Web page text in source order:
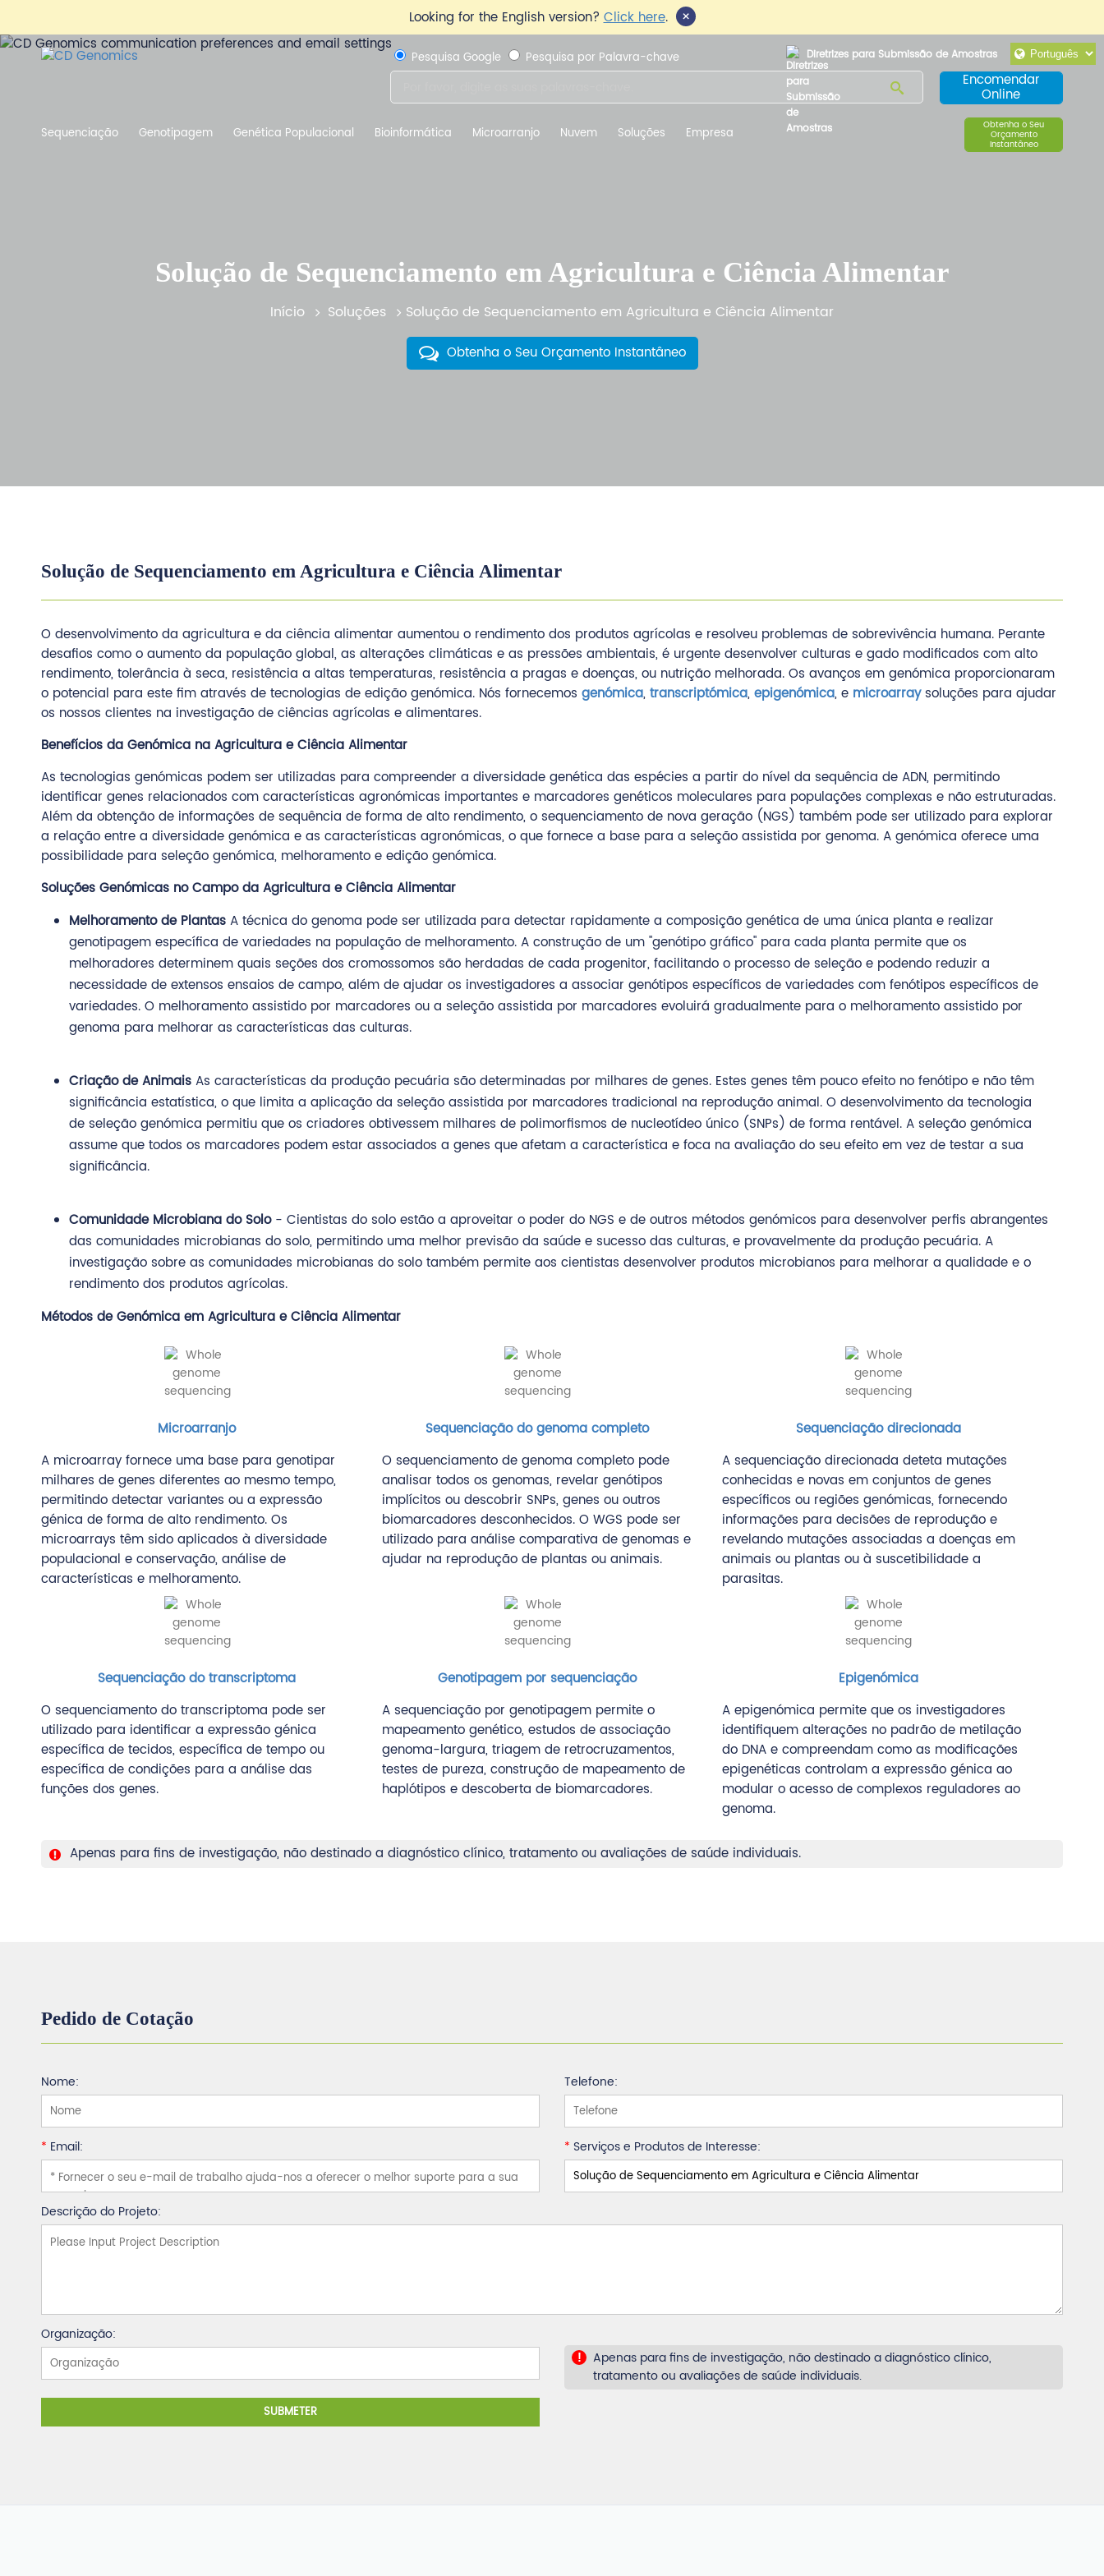
Looking for the English version?Click here. ×
Diretrizes para Submissão de Amostras
Pesquisa Google Pesquisa por Palavra-chave
Encomendar
Online
Sequenciação Genotipagem Genética Populacional Bioinformática Microarranjo Nuvem Soluções Empresa Obtenha o Seu
Orçamento
Instantâneo
Solução de Sequenciamento em Agricultura e Ciência Alimentar
Início Soluções Solução de Sequenciamento em Agricultura e Ciência Alimentar
Obtenha o Seu Orçamento Instantâneo
Solução de Sequenciamento em Agricultura e Ciência Alimentar
O desenvolvimento da agricultura e da ciência alimentar aumentou o rendimento dos produtos agrícolas e resolveu problemas de sobrevivência humana. Perante
desafios como o aumento da população global, as alterações climáticas e as pressões ambientais, é urgente desenvolver culturas e gado modificados com alto
rendimento, tolerância à seca, resistência a altas temperaturas, resistência a pragas e doenças, ou nutrição melhorada. Os avanços em genómica proporcionaram
o potencial para este fim através de tecnologias de edição genómica. Nós fornecemos genómica, transcriptómica, epigenómica, e microarraysoluções para ajudar
os nossos clientes na investigação de ciências agrícolas e alimentares.
Benefícios da Genómica na Agricultura e Ciência Alimentar
As tecnologias genómicas podem ser utilizadas para compreender a diversidade genética das espécies a partir do nível da sequência de ADN, permitindo
identificar genes relacionados com características agronómicas importantes e marcadores genéticos moleculares para populações complexas e não estruturadas.
Além da obtenção de informações de sequência de forma de alto rendimento, o sequenciamento de nova geração (NGS) também pode ser utilizado para explorar
a relação entre a diversidade genómica e as características agronómicas, o que fornece a base para a seleção assistida por genoma. A genómica oferece uma
possibilidade para seleção genómica, melhoramento e edição genómica.
Soluções Genómicas no Campo da Agricultura e Ciência Alimentar
Melhoramento de Plantas A técnica do genoma pode ser utilizada para detectar rapidamente a composição genética de uma única planta e realizar
genotipagem específica de variedades na população de melhoramento. A construção de um "genótipo gráfico" para cada planta permite que os
melhoradores determinem quais seções dos cromossomos são herdadas de cada progenitor, facilitando o processo de seleção e podendo reduzir a
necessidade de extensos ensaios de campo, além de ajudar os investigadores a associar genótipos específicos de variedades com fenótipos específicos de
variedades. O melhoramento assistido por marcadores ou a seleção assistida por marcadores evoluirá gradualmente para o melhoramento assistido por
genoma para melhorar as características das culturas.
Criação de Animais As características da produção pecuária são determinadas por milhares de genes. Estes genes têm pouco efeito no fenótipo e não têm
significância estatística, o que limita a aplicação da seleção assistida por marcadores tradicional na reprodução animal. O desenvolvimento da tecnologia
de seleção genómica permitiu que os criadores obtivessem milhares de polimorfismos de nucleotídeo único (SNPs) de forma rentável. A seleção genómica
assume que todos os marcadores podem estar associados a genes que afetam a característica e foca na avaliação do seu efeito em vez de testar a sua
significância.
Comunidade Microbiana do Solo - Cientistas do solo estão a aproveitar o poder do NGS e de outros métodos genómicos para desenvolver perfis abrangentes
das comunidades microbianas do solo, permitindo uma melhor previsão da saúde e sucesso das culturas, e provavelmente da produção pecuária. A
investigação sobre as comunidades microbianas do solo também permite aos cientistas desenvolver produtos microbianos para melhorar a qualidade e o
rendimento dos produtos agrícolas.
Métodos de Genómica em Agricultura e Ciência Alimentar
Microarranjo
A microarray fornece uma base para genotipar
milhares de genes diferentes ao mesmo tempo,
permitindo detectar variantes ou a expressão
génica de forma de alto rendimento. Os
microarrays têm sido aplicados à diversidade
populacional e conservação, análise de
características e melhoramento.
Sequenciação do genoma completo
O sequenciamento de genoma completo pode
analisar todos os genomas, revelar genótipos
implícitos ou descobrir SNPs, genes ou outros
biomarcadores desconhecidos. O WGS pode ser
utilizado para análise comparativa de genomas e
ajudar na reprodução de plantas ou animais.
Sequenciação direcionada
A sequenciação direcionada deteta mutações
conhecidas e novas em conjuntos de genes
específicos ou regiões genómicas, fornecendo
informações para decisões de reprodução e
revelando mutações associadas a doenças em
animais ou plantas ou à suscetibilidade a
parasitas.
Sequenciação do transcriptoma
O sequenciamento do transcriptoma pode ser
utilizado para identificar a expressão génica
específica de tecidos, específica de tempo ou
específica de condições para a análise das
funções dos genes.
Genotipagem por sequenciação
A sequenciação por genotipagem permite o
mapeamento genético, estudos de associação
genoma-largura, triagem de retrocruzamentos,
testes de pureza, construção de mapeamento de
haplótipos e descoberta de biomarcadores.
Epigenómica
A epigenómica permite que os investigadores
identifiquem alterações no padrão de metilação
do DNA e compreendam como as modificações
epigenéticas controlam a expressão génica ao
modular o acesso de complexos reguladores ao
genoma.
Apenas para fins de investigação, não destinado a diagnóstico clínico, tratamento ou avaliações de saúde individuais.
Pedido de Cotação
Nome: Telefone:
* Email: * Serviços e Produtos de Interesse:
Descrição do Projeto:
Organização:
!
Apenas para fins de investigação, não destinado a diagnóstico clínico,
tratamento ou avaliações de saúde individuais.
SUBMETER